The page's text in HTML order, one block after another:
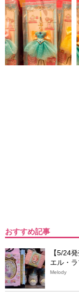
おすすめ記事
【5/24
エル・
Melody